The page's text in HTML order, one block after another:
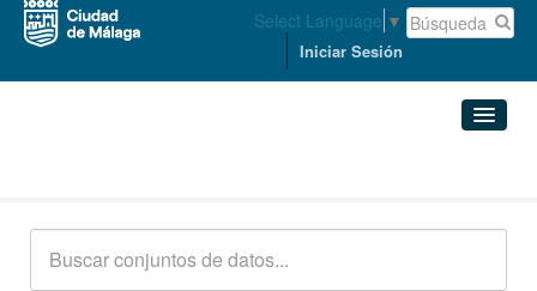
Select Language ▼
Iniciar Sesión